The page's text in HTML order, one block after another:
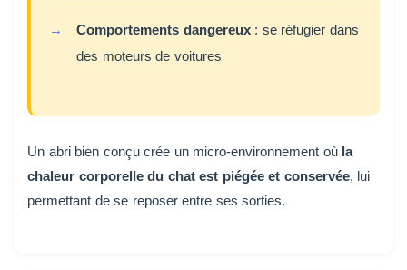
Comportements dangereux: se réfugier dans
des moteurs de voitures
Un abri bien conçu crée un micro-environnement où la
chaleur corporelle du chat est piégée et conservée, lui
permettant de se reposer entre ses sorties.